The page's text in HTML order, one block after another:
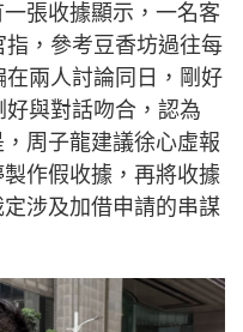
張收據顯示，一名客
，參考豆香坊過往每
兩人討論同日，剛好
與對話吻合，認為
，周子龍建議徐心虛報
作假收據，再將收據
涉及加借申請的串謀